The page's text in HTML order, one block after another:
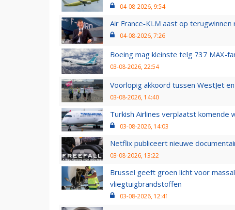
04-08-2026, 9:54
Air France-KLM aast op terugwinnen
04-08-2026, 7:26
Boeing mag kleinste telg 737 MAX-
03-08-2026, 22:54
Voorlopig akkoord tussen WestJet
03-08-2026, 14:40
Turkish Airlines verplaatst
03-08-2026, 14:03
Netflix publiceert nieuwe
03-08-2026, 13:22
Brussel geeft groen licht voor
vliegtuigbrandstoffen
03-08-2026, 12:41